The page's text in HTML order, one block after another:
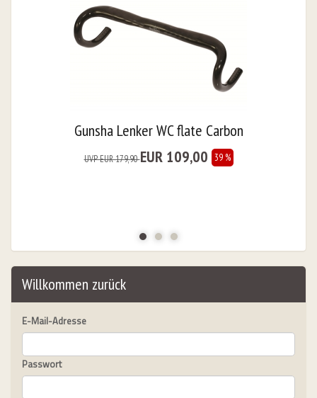
Bikeleasing.de leasen
Gunsha Lenker WC flate Carbon
UVP EUR 179,90EUR 109,00 39 %
Willkommen zurück
E-Mail-Adresse
Passwort